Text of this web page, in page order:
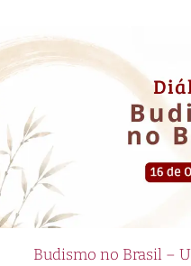
Budismo no Brasil –